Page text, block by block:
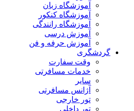
آموزشگاه زبان
آموزشگاه کنکور
آموزشگاه رانندگی
آموزش درسی
آموزش حرفه و فن
گردشگری
وقت سفارت
خدمات مسافرتی
سایر
آژانس مسافرتی
تور خارجی
تور داخلی